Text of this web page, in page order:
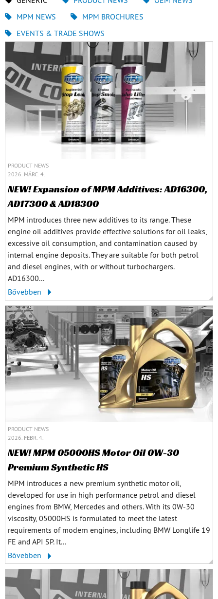
MPM NEWS
MPM BROCHURES
EVENTS & TRADE SHOWS
PRODUCT NEWS
2026. MÁRC. 4.
NEW! Expansion of MPM Additives: AD16300,
AD17300 & AD18300
MPM introduces three new additives to its range. These
engine oil additives provide effective solutions for oil leaks,
excessive oil consumption, and contamination caused by
internal engine deposits. They are suitable for both petrol
and diesel engines, with or without turbochargers.
AD16300...
Bővebben
PRODUCT NEWS
2026. FEBR. 4.
NEW! MPM 05000HS Motor Oil 0W-30
Premium Synthetic HS
MPM introduces a new premium synthetic motor oil,
developed for use in high performance petrol and diesel
engines from BMW, Mercedes and others. With its 0W-30
viscosity, 05000HS is formulated to meet the latest
requirements of modern engines, including BMW Longlife 19
FE and API SP. It...
Bővebben